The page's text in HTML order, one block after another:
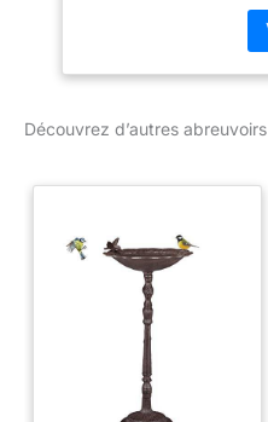
Découvrez d’autres